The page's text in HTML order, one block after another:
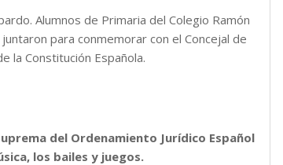
Alumnos de Primaria del Colegio Ramón
para conmemorar con el Concejal de
la Constitución Española.
del Ordenamiento Jurídico Español
los bailes y juegos.